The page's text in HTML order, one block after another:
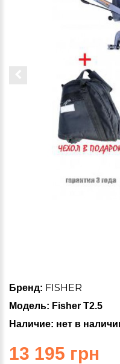
Бренд: FISHER
Модель: Fisher T2.5
Наличие: нет в
13 195 грн